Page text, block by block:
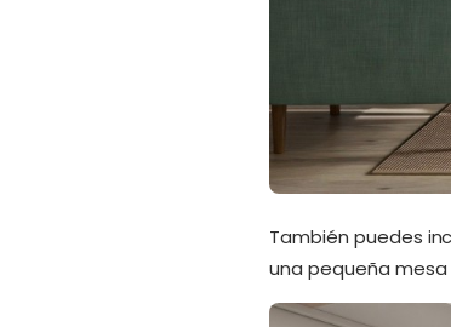
También puedes
una pequeña